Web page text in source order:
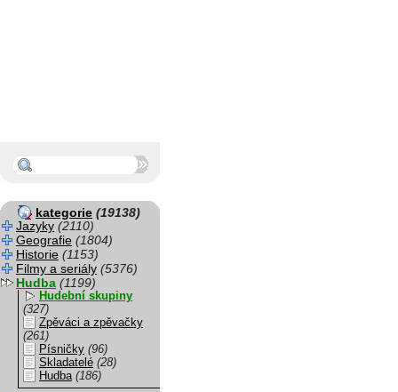
kategorie (19138)
Jazyky (2110)
Geografie (1804)
Historie (1153)
Filmy a seriály (5376)
Hudba (1199)
Hudební skupiny
(327)
Zpěváci a zpěvačky
(261)
Písničky (96)
Skladatelé (28)
Hudba (186)